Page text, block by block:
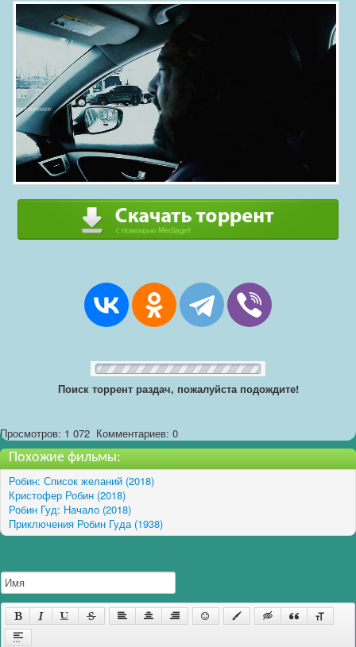
Поиск торрент раздач, пожалуйста подождите!
Просмотров: 1 072 Комментариев: 0
Похожие фильмы:
Робин: Список желаний (2018)
Кристофер Робин (2018)
Робин Гуд: Начало (2018)
Приключения Робин Гуда (1938)